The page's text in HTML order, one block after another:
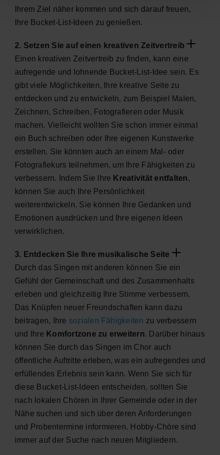
Ihrem Ziel näher kommen und sich darauf freuen,
Ihre Bucket-List-Ideen zu genießen.
2. Setzen Sie auf einen kreativen Zeitvertreib
Einen kreativen Zeitvertreib zu finden, kann eine
aufregende und lohnende Bucket-List-Idee sein. Es
gibt viele Möglichkeiten, Ihre kreative Seite zu
entdecken und zu entwickeln, zum Beispiel Malen,
Zeichnen, Schreiben, Fotografieren oder Musik
machen. Vielleicht wollten Sie schon immer einmal
ein Buch schreiben oder Ihre eigenen Kunstwerke
erstellen. Sie könnten auch an einem Mal- oder
Fotografiekurs teilnehmen, um Ihre Fähigkeiten zu
verbessern. Indem Sie Ihre Kreativität entfalten,
können Sie auch Ihre Persönlichkeit
weiterentwickeln. Sie können Ihre Gedanken und
Emotionen ausdrücken und Ihre eigenen Ideen
verwirklichen.
3. Entdecken Sie Ihre musikalische Seite
Durch das Singen mit anderen können Sie ein
Gefühl der Gemeinschaft und des Zusammenhalts
erleben und gleichzeitig Ihre Stimme verbessern.
Das Knüpfen neuer Freundschaften kann dazu
beitragen, Ihre sozialen Fähigkeiten zu verbessern
und Ihre Komfortzone zu erweitern. Darüber hinaus
können Sie durch das Singen im Chor auch
öffentliche Auftritte erleben, was ein aufregendes und
erfüllendes Erlebnis sein kann. Wenn Sie sich für
diese Bucket-List-Ideen entscheiden, sollten Sie
nach lokalen Chören in Ihrer Gemeinde oder in der
Nähe suchen und sich über deren Anforderungen
und Probentermine informieren. Hobby-Chöre sind
immer auf der Suche nach neuen Mitgliedern.